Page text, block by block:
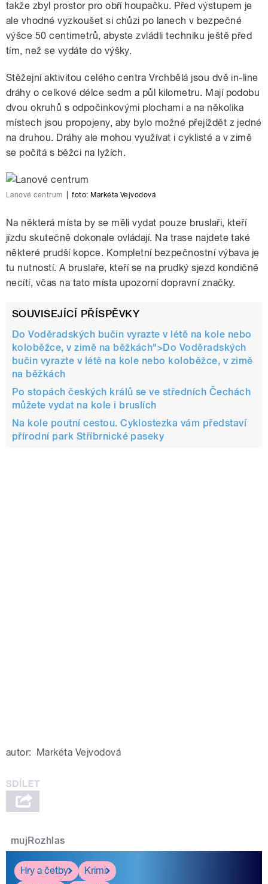
takže zbyl prostor pro obří houpačku. Před výstupem je
ale vhodné vyzkoušet si chůzi po lanech v bezpečné
výšce 50 centimetrů, abyste zvládli techniku ještě před
tím, než se vydáte do výšky.
Stěžejní aktivitou celého centra Vrchbělá jsou dvě in-line
dráhy o celkové délce sedm a půl kilometru. Mají podobu
dvou okruhů s odpočinkovými plochami a na několika
místech jsou propojeny, aby bylo možné přejíždět z jedné
na druhou. Dráhy ale mohou využívat i cyklisté a v zimě
se počítá s běžci na lyžích.
Lanové centrum foto: Markéta Vejvodová
Na některá místa by se měli vydat pouze bruslaři, kteří
jízdu skutečně dokonale ovládají. Na trase najdete také
některé prudší kopce. Kompletní bezpečnostní výbava je
tu nutností. A bruslaře, kteří se na prudký sjezd kondičně
necítí, včas na tato místa upozorní dopravní značky.
SOUVISEJÍCÍ PŘÍSPĚVKY
Do Voděradských bučin vyrazte v létě na kole nebo
koloběžce, v zimě na běžkách">Do Voděradských
bučin vyrazte v létě na kole nebo koloběžce, v zimě
na běžkách
Po stopách českých králů se ve středních Čechách
můžete vydat na kole i bruslích
Na kole poutní cestou. Cyklostezka vám představí
přírodní park Stříbrnické paseky
autor: Markéta Vejvodová
mujRozhlas
Hry a četby
Krimi